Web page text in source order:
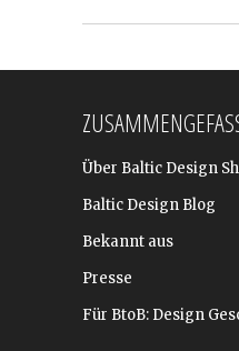
Über Baltic Design
Baltic Design Blog
Bekannt aus
Presse
Für BtoB: Design